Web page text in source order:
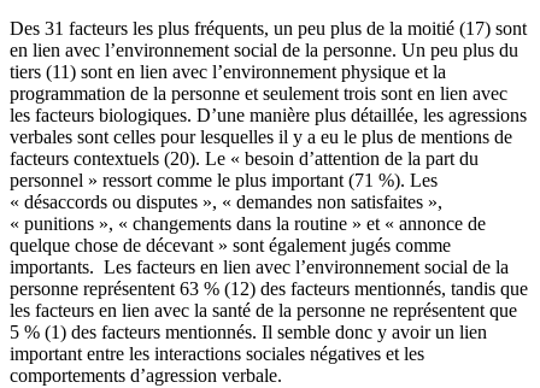
Des 31 facteurs les plus fréquents, un peu plus de la moitié (17) sont
en lien avec l’environnement social de la personne. Un peu plus du
tiers (11) sont en lien avec l’environnement physique et la
programmation de la personne et seulement trois sont en lien avec
les facteurs biologiques. D’une manière plus détaillée, les agressions
verbales sont celles pour lesquelles il y a eu le plus de mentions de
facteurs contextuels (20). Le « besoin d’attention de la part du
personnel » ressort comme le plus important (71 %). Les
« désaccords ou disputes », « demandes non satisfaites »,
« punitions », « changements dans la routine » et « annonce de
quelque chose de décevant » sont également jugés comme
importants. Les facteurs en lien avec l’environnement social de la
personne représentent 63 % (12) des facteurs mentionnés, tandis que
les facteurs en lien avec la santé de la personne ne représentent que
5 % (1) des facteurs mentionnés. Il semble donc y avoir un lien
important entre les interactions sociales négatives et les
comportements d’agression verbale.